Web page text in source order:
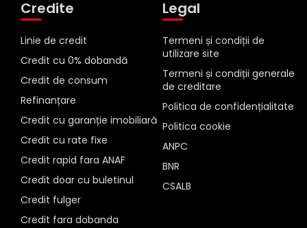
Credite
Linie de credit
Credit cu 0% dobandă
Credit de consum
Refinanțare
Credit cu garanție imobiliară
Credit cu rate fixe
Credit rapid fara ANAF
Credit doar cu buletinul
Credit fulger
Credit fara dobanda
Legal
Termeni și condiții de
utilizare site
Termeni și condiții generale
de creditare
Politica de confidențialitate
Politica cookie
ANPC
BNR
CSALB